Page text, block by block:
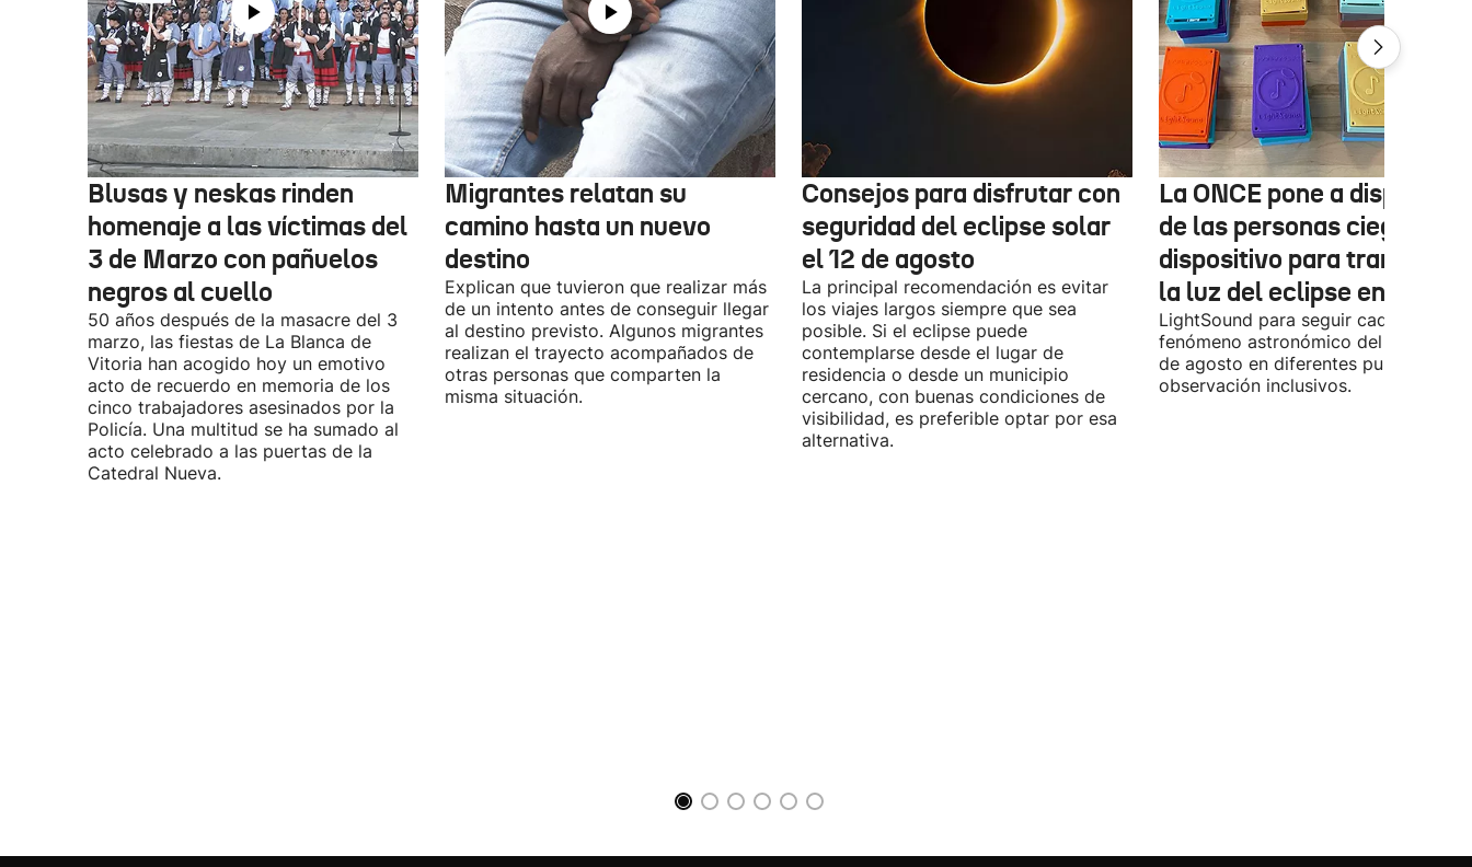
Blusas y neskas rinden
homenaje a las víctimas del
3 de Marzo con pañuelos
negros al cuello
50 años después de la masacre del 3
marzo, las fiestas de La Blanca de
Vitoria han acogido hoy un emotivo
acto de recuerdo en memoria de los
cinco trabajadores asesinados por la
Policía. Una multitud se ha sumado al
acto celebrado a las puertas de la
Catedral Nueva.
Migrantes relatan su
camino hasta un nuevo
destino
Explican que tuvieron que realizar más
de un intento antes de conseguir llegar
al destino previsto. Algunos migrantes
realizan el trayecto acompañados de
otras personas que comparten la
misma situación.
Consejos para disfrutar con
seguridad del eclipse solar
el 12 de agosto
La principal recomendación es evitar
los viajes largos siempre que sea
posible. Si el eclipse puede
contemplarse desde el lugar de
residencia o desde un municipio
cercano, con buenas condiciones de
visibilidad, es preferible optar por esa
alternativa.
La ONCE pone a
de las personas ciegas un
dispositivo para
la luz del eclipse en
LightSound para seguir cada fase del
fenómeno astronómico del próximo
de agosto en diferentes puntos de
observación inclusivos.